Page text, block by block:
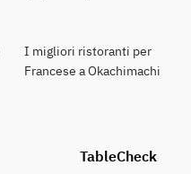
I migliori ristoranti per
Francese a Okachimachi
TableCheck